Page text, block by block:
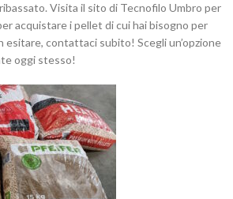
Visita il sito di Tecnofilo Umbro per
acquistare i pellet di cui hai bisogno per
esitare, contattaci subito! Scegli un’opzione
oggi stesso!